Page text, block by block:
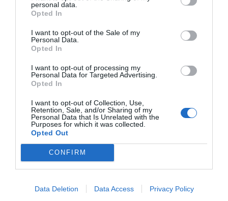
personal data.
Opted In
I want to opt-out of the Sale of my
Personal Data.
Opted In
I want to opt-out of processing my
Personal Data for Targeted Advertising.
Opted In
I want to opt-out of Collection, Use,
Retention, Sale, and/or Sharing of my
Personal Data that Is Unrelated with the
Purposes for which it was collected.
Opted Out
CONFIRM
Data Deletion Data Access Privacy Policy
Ângela Costa - 90
Luís Telles do Amaral -80